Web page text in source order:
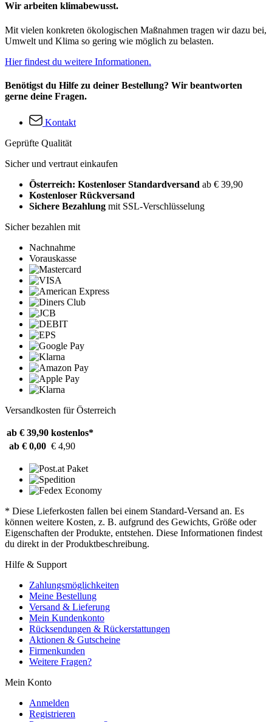
Wir arbeiten klimabewusst.
Mit vielen konkreten ökologischen Maßnahmen tragen wir dazu bei,
Umwelt und Klima so gering wie möglich zu belasten.
Hier findest du weitere Informationen.
Benötigst du Hilfe zu deiner Bestellung? Wir beantworten
gerne deine Fragen.
Kontakt
Geprüfte Qualität
Sicher und vertraut einkaufen
Österreich: Kostenloser Standardversand ab € 39,90
Kostenloser Rückversand
Sichere Bezahlung mit SSL-Verschlüsselung
Sicher bezahlen mit
Nachnahme
Vorauskasse
Versandkosten für Österreich
ab € 39,90 kostenlos*
ab € 0,00 € 4,90
* Diese Lieferkosten fallen bei einem Standard-Versand an. Es
können weitere Kosten, z. B. aufgrund des Gewichts, Größe oder
Eigenschaften der Produkte, entstehen. Diese Informationen findest
du direkt in der Produktbeschreibung.
Hilfe & Support
Zahlungsmöglichkeiten
Meine Bestellung
Versand & Lieferung
Mein Kundenkonto
Rücksendungen & Rückerstattungen
Aktionen & Gutscheine
Firmenkunden
Weitere Fragen?
Mein Konto
Anmelden
Registrieren